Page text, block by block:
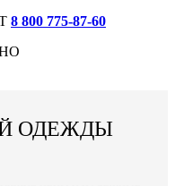
8 800 775‑87-60
ОДЕЖДЫ